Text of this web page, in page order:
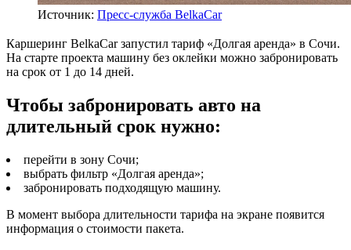
Источник: Пресс-служба BelkaCar
Каршеринг BelkaCar запустил тариф «Долгая аренда» в Сочи.
На старте проекта машину без оклейки можно забронировать
на срок от 1 до 14 дней.
Чтобы забронировать авто на
длительный срок нужно:
перейти в зону Сочи;
выбрать фильтр «Долгая аренда»;
забронировать подходящую машину.
В момент выбора длительности тарифа на экране появится
информация о стоимости пакета.